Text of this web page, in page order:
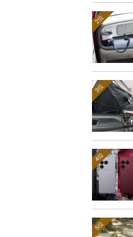
2位
3位
4位
5位